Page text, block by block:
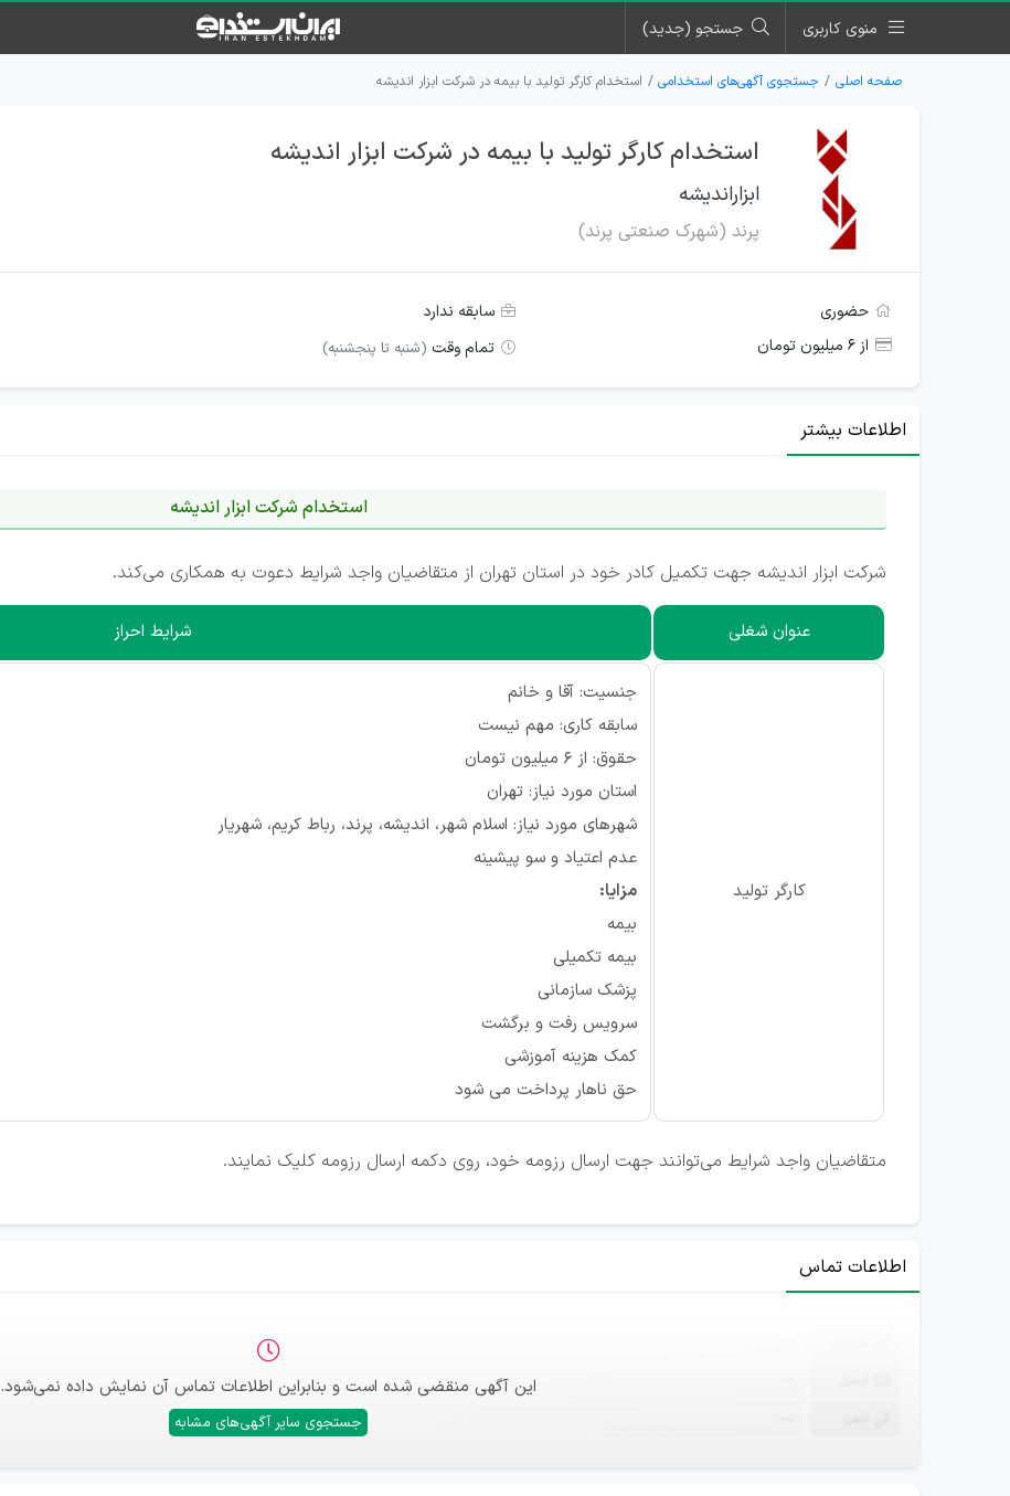
منوی کاربری جستجو (جدید)
صفحه اصلی جستجوی آگهی‌های استخدامی استخدام کارگر تولید با بیمه در شرکت ابزار اندیشه
استخدام کارگر تولید با بیمه در شرکت ابزار اندیشه
ابزاراندیشه
پرند (شهرک صنعتی پرند)
حضوری
سابقه ندارد
از ۶ میلیون تومان
تمام وقت (شنبه تا پنجشنبه)
اطلاعات بیشتر
استخدام شرکت ابزار اندیشه
شرکت ابزار اندیشه جهت تکمیل کادر خود در استان تهران از متقاضیان واجد شرایط دعوت به همکاری می‌کند.
عنوان شغلی شرایط احراز
کارگر تولید
جنسیت: آقا و خانم
سابقه کاری: مهم نیست
حقوق: از ۶ میلیون تومان
استان مورد نیاز: تهران
شهرهای مورد نیاز: اسلام شهر، اندیشه، پرند، رباط کریم، شهریار
عدم اعتیاد و سو پیشینه
مزایا:
بیمه
بیمه تکمیلی
پزشک سازمانی
سرویس رفت و برگشت
کمک هزینه آموزشی
حق ناهار پرداخت می شود
متقاضیان واجد شرایط می‌توانند جهت ارسال رزومه خود، روی دکمه ارسال رزومه کلیک نمایند.
اطلاعات تماس
این آگهی منقضی شده است و بنابراین اطلاعات تماس آن نمایش داده نمی‌شود.
جستجوی سایر آگهی‌های مشابه